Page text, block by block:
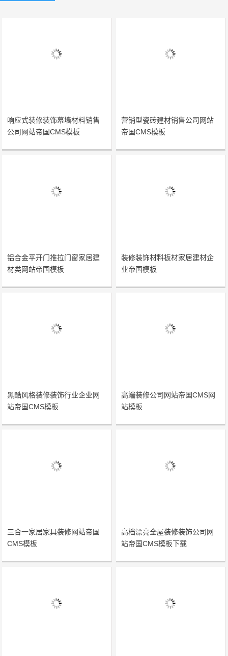
响应式装修装饰幕墙材料销售
公司网站帝国CMS模板
营销型瓷砖建材销售公司网站
帝国CMS模板
铝合金平开门推拉门窗家居建
材类网站帝国模板
装修装饰材料板材家居建材企
业帝国模板
黑酷风格装修装饰行业企业网
站帝国CMS模板
高端装修公司网站帝国CMS网
站模板
三合一家居家具装修网站帝国
CMS模板
高档漂亮全屋装修装饰公司网
站帝国CMS模板下载